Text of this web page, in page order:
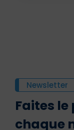
Newsletter
Faites le
chaque